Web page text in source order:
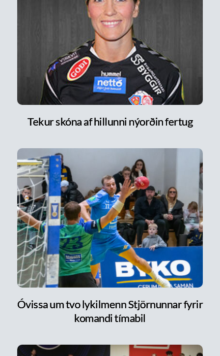
Tekur skóna af hillunni nýorðin fertug
Óvissa um tvo lykilmenn Stjörnunnar fyrir
komandi tímabil